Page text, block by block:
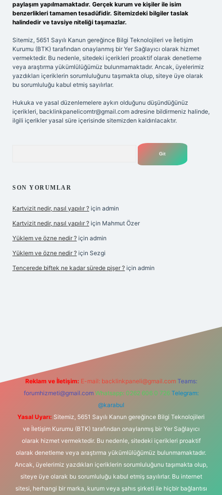
paylaşım yapılmamaktadır. Gerçek kurum ve kişiler ile isim
benzerlikleri tamamen tesadüfidir. Sitemizdeki bilgiler taslak
halindedir ve tavsiye niteliği taşımazlar.
Sitemiz, 5651 Sayılı Kanun gereğince Bilgi Teknolojileri ve İletişim
Kurumu (BTK) tarafından onaylanmış bir Yer Sağlayıcı olarak hizmet
vermektedir. Bu nedenle, sitedeki içerikleri proaktif olarak denetleme
veya araştırma yükümlülüğümüz bulunmamaktadır. Ancak, üyelerimiz
yazdıkları içeriklerin sorumluluğunu taşımakta olup, siteye üye olarak
bu sorumluluğu kabul etmiş sayılırlar.
Hukuka ve yasal düzenlemelere aykırı olduğunu düşündüğünüz
içerikleri, backlinkpanelicomtr@gmail.com adresine bildirmeniz halinde,
ilgili içerikler yasal süre içerisinde sitemizden kaldırılacaktır.
SON YORUMLAR
Kartvizit nedir, nasıl yapılır ? için admin
Kartvizit nedir, nasıl yapılır ? için Mahmut Özer
Yüklem ve özne nedir ? için admin
Yüklem ve özne nedir ? için Sezgi
Tencerede biftek ne kadar sürede pişer ? için admin
Reklam ve İletişim: E-mail: backlinkpaneli@gmail.com Teams:
forumhizmeti@gmail.com Whatsapp: 0262 606 0 726 Telegram:
@karabul
Yasal Uyarı: Sitemiz, 5651 Sayılı Kanun gereğince Bilgi Teknolojileri
ve İletişim Kurumu (BTK) tarafından onaylanmış bir Yer Sağlayıcı
olarak hizmet vermektedir. Bu nedenle, sitedeki içerikleri proaktif
olarak denetleme veya araştırma yükümlülüğümüz bulunmamaktadır.
Ancak, üyelerimiz yazdıkları içeriklerin sorumluluğunu taşımakta olup,
siteye üye olarak bu sorumluluğu kabul etmiş sayılırlar. Bu internet
sitesi, herhangi bir marka, kurum veya şahıs şirketi ile hiçbir bağlantısı